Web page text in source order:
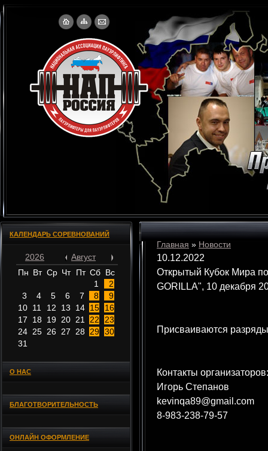
КАЛЕНДАРЬ СОРЕВНОВАНИЙ
2026
Август
Пн Вт Ср Чт Пт Сб Вс
1
2
3
4 5 6 7 8
9
10 11 12 13 14 15
16
17
18 19 20 21 22
23
24 25 26 27 28 29 30
31
О НАС
БЛАГОТВОРИТЕЛЬНОСТЬ
ОНЛАЙН ОФОРМЛЕНИЕ
Главная » Новости
10.12.2022
Открытый Кубок Мира
GORILLA", 10 декабря
Присваиваются
Контакты организаторов:
Игорь Степанов
kevinqa89@gmail.com
8-983-238-79-57